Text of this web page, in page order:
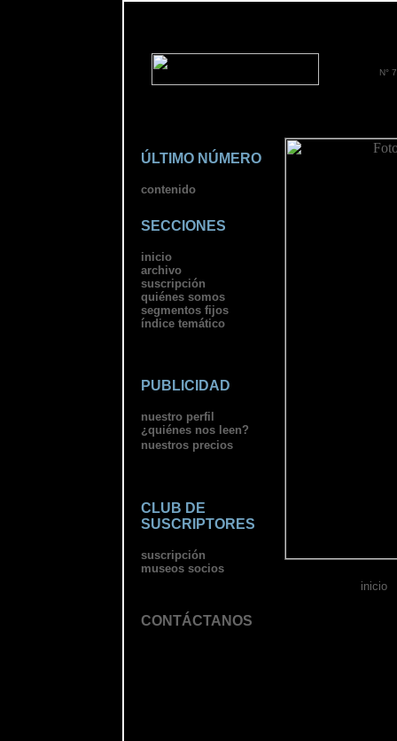
N°
ÚLTIMO NÚMERO
contenido
SECCIONES
inicio
archivo
suscripción
quiénes somos
segmentos fijos
índice temático
PUBLICIDAD
nuestro perfil
¿quiénes nos leen?
nuestros precios
CLUB DE
SUSCRIPTORES
suscripción
museos socios
CONTÁCTANOS
inicio-